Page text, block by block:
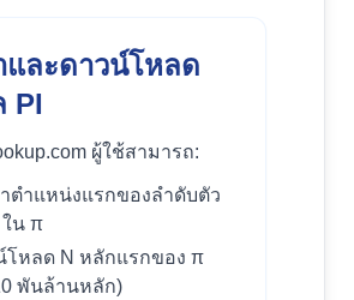
ละดาวน์โหลด
PI
ผู้ใช้สามารถ:
ตำแหน่งแรกของลำดับตัว
ใน π
โหลด N หลักแรกของ π
พันล้านหลัก)